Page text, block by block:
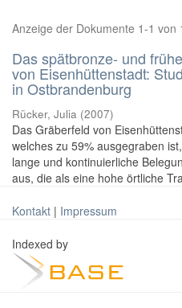
Anzeige der Dokumente 1-1 von
Das spätbronze- und
von Eisenhüttenstadt:
in Ostbrandenburg
Rücker, Julia (2007)
Das Gräberfeld von
welches zu 59% ausgegraben
lange und kontinuierliche
aus, die als eine hohe örtliche
Kontakt | Impressum
Indexed by